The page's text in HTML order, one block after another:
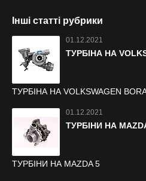
Інші статті рубрики
01.12.2021
ТУРБІНА НА
ТУРБІНА НА VOLKSWAGEN
01.12.2021
ТУРБІНИ НА
ТУРБІНИ НА MAZDA 5